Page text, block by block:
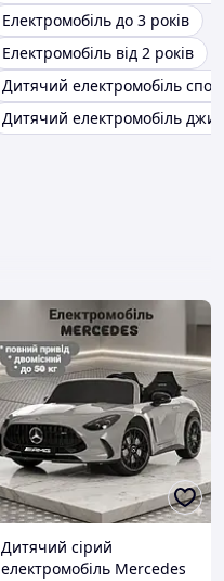
Електромобіль до 3 років
Електромобіль від 2 років
Дитячий електромобіль
Дитячий електромобіль
Дитячий сірий
електромобіль Mercedes